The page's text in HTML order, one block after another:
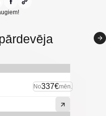
kontroli.
savienojamību.
No337€mēn.